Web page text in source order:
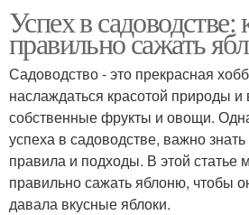
Успех в садоводстве:
правильно сажать
Садоводство - это прекрасная
наслаждаться красотой природы
собственные фрукты и овощи.
успеха в садоводстве, важно
правила и подходы. В этой статье
правильно сажать яблоню, чтобы
давала вкусные яблоки.